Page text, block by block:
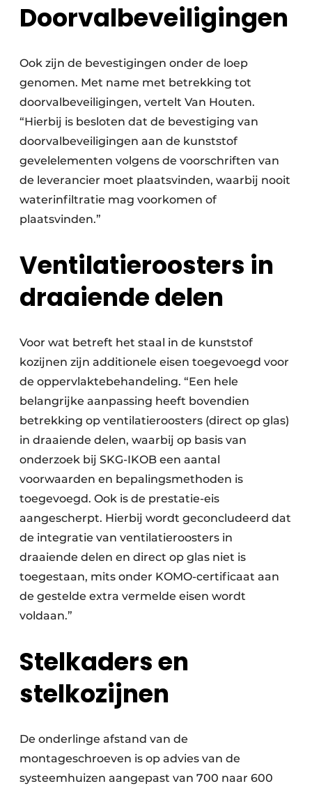
Doorvalbeveiligingen
Ook zijn de bevestigingen onder de loep
genomen. Met name met betrekking tot
doorvalbeveiligingen, vertelt Van Houten.
“Hierbij is besloten dat de bevestiging van
doorvalbeveiligingen aan de kunststof
gevelelementen volgens de voorschriften van
de leverancier moet plaatsvinden, waarbij nooit
waterinfiltratie mag voorkomen of
plaatsvinden.”
Ventilatieroosters in
draaiende delen
Voor wat betreft het staal in de kunststof
kozijnen zijn additionele eisen toegevoegd voor
de oppervlaktebehandeling. “Een hele
belangrijke aanpassing heeft bovendien
betrekking op ventilatieroosters (direct op glas)
in draaiende delen, waarbij op basis van
onderzoek bij SKG-IKOB een aantal
voorwaarden en bepalingsmethoden is
toegevoegd. Ook is de prestatie-eis
aangescherpt. Hierbij wordt geconcludeerd dat
de integratie van ventilatieroosters in
draaiende delen en direct op glas niet is
toegestaan, mits onder KOMO-certificaat aan
de gestelde extra vermelde eisen wordt
voldaan.”
Stelkaders en
stelkozijnen
De onderlinge afstand van de
montageschroeven is op advies van de
systeemhuizen aangepast van 700 naar 600